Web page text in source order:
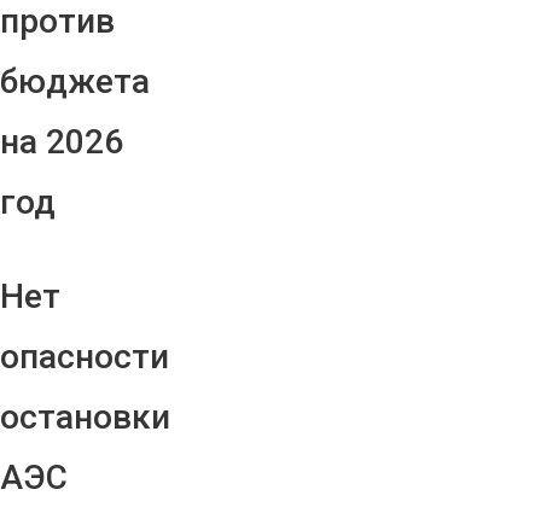
против
бюджета
на 2026
год
Нет
опасности
остановки
АЭС